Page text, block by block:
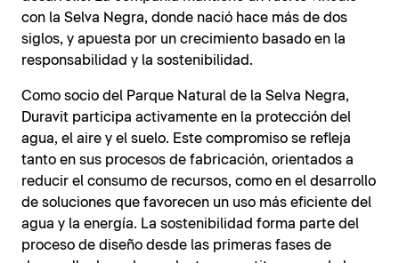
con la Selva Negra, donde nació hace más de dos
siglos, y apuesta por un crecimiento basado en la
responsabilidad y la sostenibilidad.
Como socio del Parque Natural de la Selva Negra,
Duravit participa activamente en la protección del
agua, el aire y el suelo. Este compromiso se refleja
tanto en sus procesos de fabricación, orientados a
reducir el consumo de recursos, como en el desarrollo
de soluciones que favorecen un uso más eficiente del
agua y la energía. La sostenibilidad forma parte del
proceso de diseño desde las primeras fases de